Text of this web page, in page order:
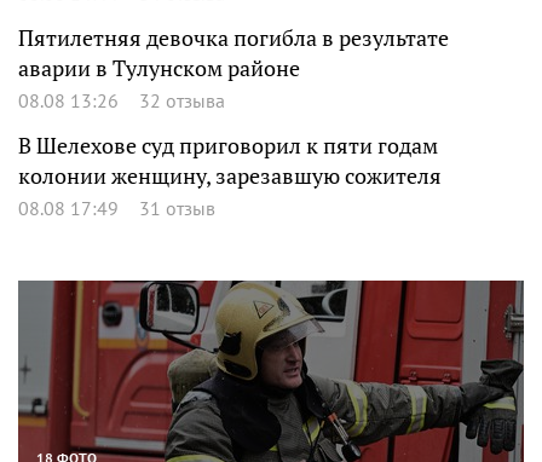
Пятилетняя девочка погибла в результате
аварии в Тулунском районе
08.08 13:26 32 отзыва
В Шелехове суд приговорил к пяти годам
колонии женщину, зарезавшую сожителя
08.08 17:49 31 отзыв
18 ФОТО